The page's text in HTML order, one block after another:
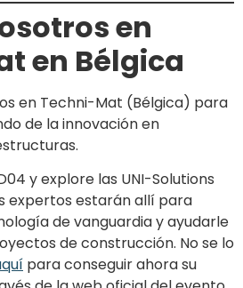
en
en Bélgica
en Techni-Mat (Bélgica) para
de la innovación en
y explore las UNI-Solutions
expertos estarán allí para
de vanguardia y ayudarle
de construcción. No se lo
para conseguir ahora su